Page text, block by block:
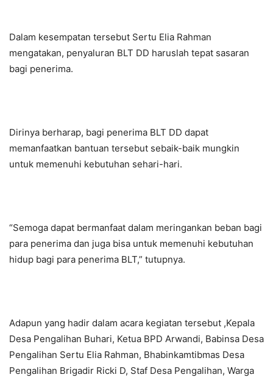
Dalam kesempatan tersebut Sertu Elia Rahman
mengatakan, penyaluran BLT DD haruslah tepat sasaran
bagi penerima.
Dirinya berharap, bagi penerima BLT DD dapat
memanfaatkan bantuan tersebut sebaik-baik mungkin
untuk memenuhi kebutuhan sehari-hari.
“Semoga dapat bermanfaat dalam meringankan beban bagi
para penerima dan juga bisa untuk memenuhi kebutuhan
hidup bagi para penerima BLT,” tutupnya.
Adapun yang hadir dalam acara kegiatan tersebut ,Kepala
Desa Pengalihan Buhari, Ketua BPD Arwandi, Babinsa Desa
Pengalihan Sertu Elia Rahman, Bhabinkamtibmas Desa
Pengalihan Brigadir Ricki D, Staf Desa Pengalihan, Warga